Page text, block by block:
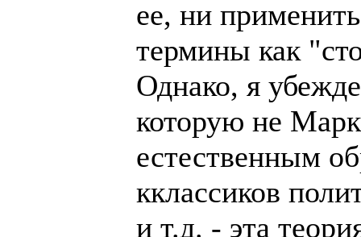
ее, ни
термины как
Однако, я
которую не
естественным
кклассиков
и т.д. - эта